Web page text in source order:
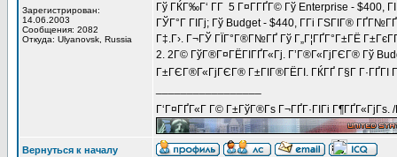
Зарегистрирован:
14.06.2003
Сообщения: 2082
Откуда: Ulyanovsk, Russia
Гў ГЌГ‰Г‘ Г­Г 5 Г¤Г­ГҐГ© Гў Enterprise - $400,
ГЎГ°Г ГІГј; Гў Budget - $440, Г­Гі ГЅГІГ®
Г‡.Г›. Г¬ГЎ ГЇГ°Г®Г№ГҐ Гў Г„Г¦ГҐГ°Г±ГЁ
2. 2Г© ГўГ®Г¤ГЁГІГҐГ«Гј. Г’Г®Г«ГјГЄГ® Гў
Г±ГЄГ®Г«ГјГЄГ® Г±ГІГ®ГЁГІ. ГЌГҐ Г§Г Г·ГҐГІ
Г‘Г¤ГҐГ«Г Г© Г±ГўГ®Гѕ Г¬ГҐГ·ГІГі Г¶ГҐГ«ГјГѕ.
Вернуться к началу